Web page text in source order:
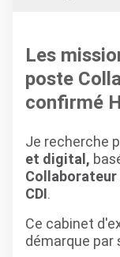
Les
poste
confirmé
Je recherche
et digital,
CDI.
Ce cabinet
démarque par